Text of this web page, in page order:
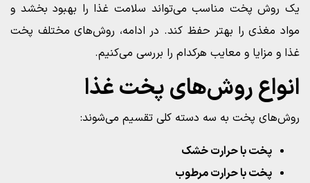
یک روش پخت مناسب می‌تواند سلامت غذا را بهبود بخشد و
مواد مغذی را بهتر حفظ کند. در ادامه، روش‌های مختلف پخت
غذا و مزایا و معایب هرکدام را بررسی می‌کنیم.
انواع روش‌های پخت غذا
روش‌های پخت به سه دسته کلی تقسیم می‌شوند:
پخت با حرارت خشک
پخت با حرارت مرطوب